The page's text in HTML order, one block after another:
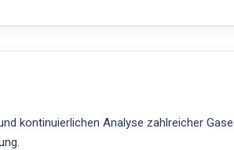
kontinuierlichen Analyse zahlreicher